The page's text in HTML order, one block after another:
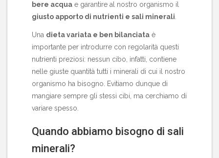
bere acqua e garantire al nostro organismo il
giusto apporto di nutrienti e sali minerali.
Una dieta variata e ben bilanciata è
importante per introdurre con regolarità questi
nutrienti preziosi: nessun cibo, infatti, contiene
nelle giuste quantità tutti i minerali di cui il nostro
organismo ha bisogno. Evitiamo dunque di
mangiare sempre gli stessi cibi, ma cerchiamo di
variare spesso.
Quando abbiamo bisogno di sali
minerali?